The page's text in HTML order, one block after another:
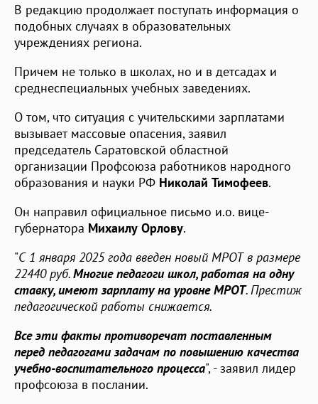
В редакцию продолжает поступать информация о
подобных случаях в образовательных
учреждениях региона.
Причем не только в школах, но и в детсадах и
среднеспециальных учебных заведениях.
О том, что ситуация с учительскими зарплатами
вызывает массовые опасения, заявил
председатель Саратовской областной
организации Профсоюза работников народного
образования и науки РФ Николай Тимофеев.
Он направил официальное письмо и.о. вице-
губернатора Михаилу Орлову.
"С 1 января 2025 года введен новый МРОТ в размере
22440 руб.Многие педагоги школ, работая на одну
ставку, имеют зарплату на уровне МРОТ. Престиж
педагогической работы снижается.
Все эти факты противоречат поставленным
перед педагогами задачам по повышению качества
учебно-воспитательного процесса", - заявил лидер
профсоюза в послании.